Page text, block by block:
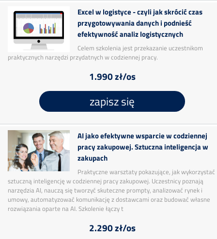
Excel w logistyce - czyli jak skrócić czas
przygotowywania danych i podnieść
efektywność analiz logistycznych
Celem szkolenia jest przekazanie uczestnikom
praktycznych narzędzi przydatnych w codziennej pracy.
1.990 zł/os
zapisz się
AI jako efektywne wsparcie w codziennej
pracy zakupowej. Sztuczna inteligencja w
zakupach
Praktyczne warsztaty pokazujące, jak wykorzystać
sztuczną inteligencję w codziennej pracy zakupowej. Uczestnicy poznają
narzędzia AI, nauczą się tworzyć skuteczne prompty, analizować rynek i
umowy, automatyzować komunikację z dostawcami oraz budować własne
rozwiązania oparte na AI. Szkolenie łączy t
2.290 zł/os